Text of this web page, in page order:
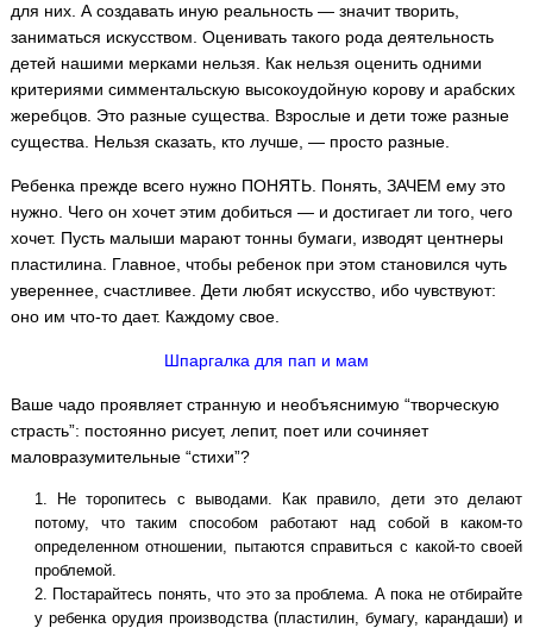
для них. А создавать иную реальность — значит творить,
заниматься искусством. Оценивать такого рода деятельность
детей нашими мерками нельзя. Как нельзя оценить одними
критериями симментальскую высокоудойную корову и арабских
жеребцов. Это разные существа. Взрослые и дети тоже разные
существа. Нельзя сказать, кто лучше, — просто разные.
Ребенка прежде всего нужно ПОНЯТЬ. Понять, ЗАЧЕМ ему это
нужно. Чего он хочет этим добиться — и достигает ли того, чего
хочет. Пусть малыши марают тонны бумаги, изводят центнеры
пластилина. Главное, чтобы ребенок при этом становился чуть
увереннее, счастливее. Дети любят искусство, ибо чувствуют:
оно им что-то дает. Каждому свое.
Шпаргалка для пап и мам
Ваше чадо проявляет странную и необъяснимую “творческую
страсть”: постоянно рисует, лепит, поет или сочиняет
маловразумительные “стихи”?
Не торопитесь с выводами. Как правило, дети это делают
потому, что таким способом работают над собой в каком-то
определенном отношении, пытаются справиться с какой-то своей
проблемой.
Постарайтесь понять, что это за проблема. А пока не отбирайте
у ребенка орудия производства (пластилин, бумагу, карандаши) и